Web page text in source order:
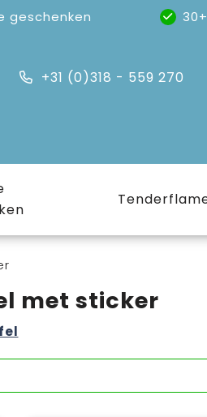
geschenken
+31 (0)318 - 559 270
met sticker